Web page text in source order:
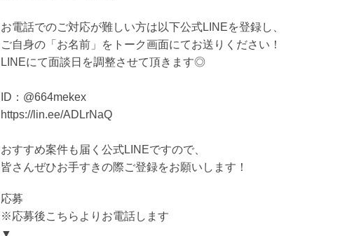
お電話でのご対応が難しい方は以下公式LINEを登録し、
ご自身の「お名前」をトーク画面にてお送りください！
LINEにて面談日を調整させて頂きます◎
ID：@664mekex
https://lin.ee/ADLrNaQ
おすすめ案件も届く公式LINEですので、
皆さんぜひお手すきの際ご登録をお願いします！
応募
※応募後こちらよりお電話します
▼